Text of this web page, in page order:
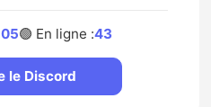
🟢 En ligne :43
le Discord